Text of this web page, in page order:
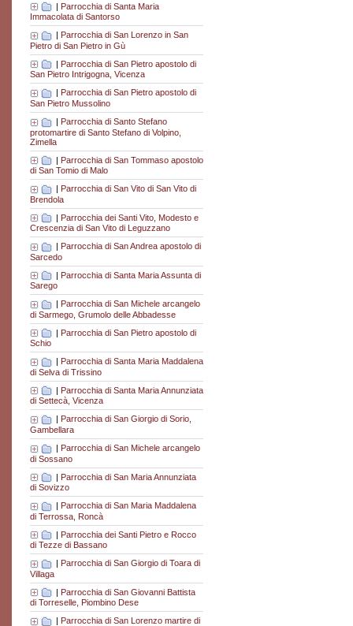
| Parrocchia di Santa Maria
Immacolata di Santorso
Parrocchia di San Lorenzo in San
Pietro di San Pietro in Gù
| Parrocchia di San Pietro apostolo di
San Pietro Intrigogna, Vicenza
Parrocchia di San Pietro apostolo di
San Pietro Mussolino
| Parrocchia di Santo Stefano
protomartire di Santo Stefano di Volpino,
Zimella
| Parrocchia di San Tommaso apostolo
di San Tomio di Malo
| Parrocchia di San Vito di San Vito di
Brendola
| Parrocchia dei Santi Vito, Modesto e
Crescenzia di San Vito di Leguzzano
| Parrocchia di San Andrea apostolo di
Sarcedo
| Parrocchia di Santa Maria Assunta di
Sarego
Parrocchia di San Michele arcangelo
di Sarmego, Grumolo delle Abbadesse
| Parrocchia di San Pietro apostolo di
Schio
Parrocchia di Santa Maria Maddalena
di Selva di Trissino
| Parrocchia di Santa Maria Annunziata
di Settecà, Vicenza
Parrocchia di San Giorgio di Sorio,
Gambellara
| Parrocchia di San Michele arcangelo
di Sossano
| Parrocchia di San Maria Annunziata
di Sovizzo
| Parrocchia di San Maria Maddalena
di Terrossa, Roncà
| Parrocchia dei Santi Pietro e Rocco
di Tezze di Bassano
| Parrocchia di San Giorgio di Toara di
Villaga
| Parrocchia di San Giovanni Battista
di Torreselle, Piombino Dese
Parrocchia di San Lorenzo martire di